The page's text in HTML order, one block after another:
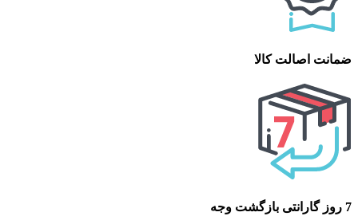
ضمانت اصالت کالا
7 روز گارانتی بازگشت وجه